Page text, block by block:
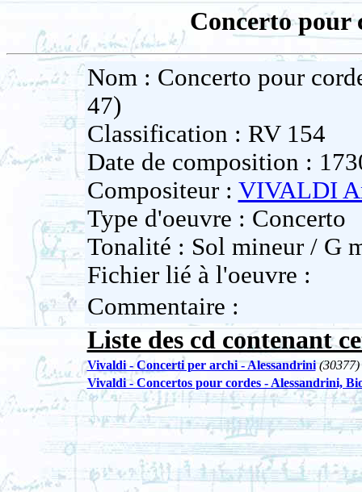
Concerto pour
Nom : Concerto pour
47)
Classification : RV 154
Date de composition :
Compositeur : VIVALDI
Type d'oeuvre : Concerto
Tonalité : Sol mineur / G
Fichier lié à l'oeuvre :
Commentaire :
Liste des cd contenant
Vivaldi - Concerti per archi - Alessandrini (30377)
Vivaldi - Concertos pour cordes - Alessandrini,